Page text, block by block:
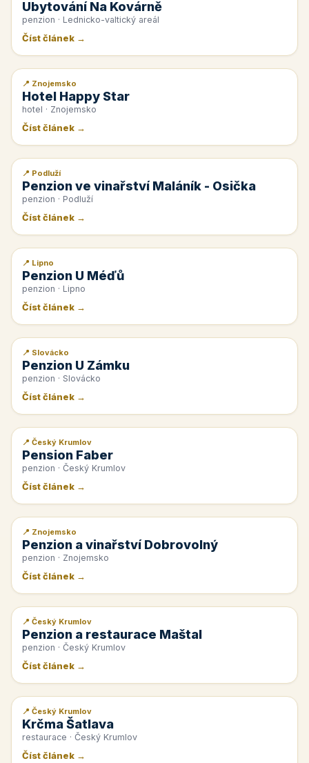
Ubytování Na Kovárně
penzion · Lednicko-valtický areál
Číst článek →
📰 PR článek
📍 Znojemsko
Hotel Happy Star
hotel · Znojemsko
Číst článek →
📰 PR článek
📍 Podluží
Penzion ve vinařství Maláník - Osička
penzion · Podluží
Číst článek →
📰 PR článek
📍 Lipno
Penzion U Méďů
penzion · Lipno
Číst článek →
📰 PR článek
📍 Slovácko
Penzion U Zámku
penzion · Slovácko
Číst článek →
📰 PR článek
📍 Český Krumlov
Pension Faber
penzion · Český Krumlov
Číst článek →
📰 PR článek
📍 Znojemsko
Penzion a vinařství Dobrovolný
penzion · Znojemsko
Číst článek →
📰 PR článek
📍 Český Krumlov
Penzion a restaurace Maštal
penzion · Český Krumlov
Číst článek →
📰 PR článek
📍 Český Krumlov
Krčma Šatlava
restaurace · Český Krumlov
Číst článek →